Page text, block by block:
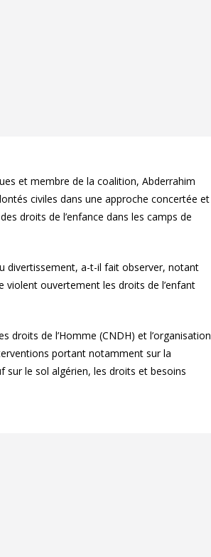
et membre de la coalition, Abderrahim
civiles dans une approche concertée et
droits de l’enfance dans les camps de
divertissement, a-t-il fait observer, notant
violent ouvertement les droits de l’enfant
droits de l’Homme (CNDH) et l’organisation
portant notamment sur la
sur le sol algérien, les droits et besoins